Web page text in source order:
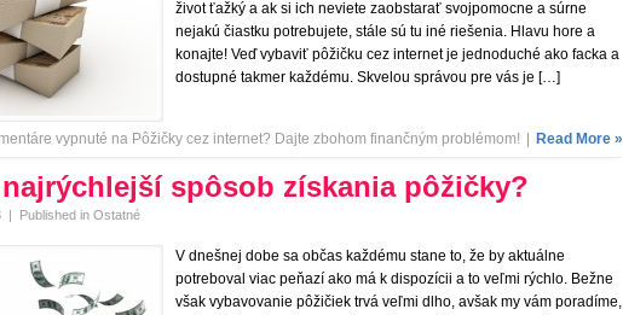
život ťažký a ak si ich neviete zaobstarať svojpomocne a súrne
nejakú čiastku potrebujete, stále sú tu iné riešenia. Hlavu hore a
konajte! Veď vybaviť pôžičku cez internet je jednoduché ako facka a
dostupné takmer každému. Skvelou správou pre vás je […]
vypnuté na Pôžičky cez internet? Dajte zbohom finančným problémom! Read More »
spôsob získania pôžičky?
| Published in Ostatné
V dnešnej dobe sa občas každému stane to, že by aktuálne
potreboval viac peňazí ako má k dispozícii a to veľmi rýchlo. Bežne
však vybavovanie pôžičiek trvá veľmi dlho, avšak my vám poradíme,